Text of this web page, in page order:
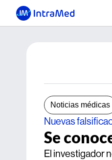
Noticias médicas
Nuevas
Se
El investigador